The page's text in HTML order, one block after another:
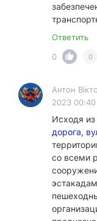
Ответить
0
0
Антон
2023 00:40
Исходя
дорога,
со всеми